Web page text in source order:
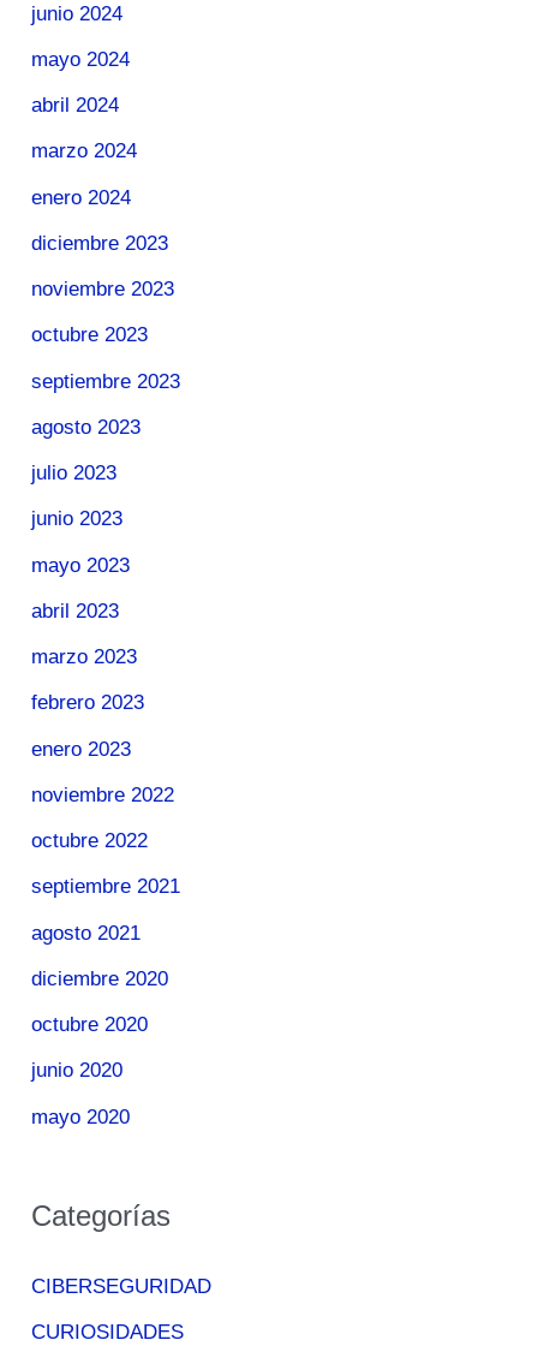
junio 2024
mayo 2024
abril 2024
marzo 2024
enero 2024
diciembre 2023
noviembre 2023
octubre 2023
septiembre 2023
agosto 2023
julio 2023
junio 2023
mayo 2023
abril 2023
marzo 2023
febrero 2023
enero 2023
noviembre 2022
octubre 2022
septiembre 2021
agosto 2021
diciembre 2020
octubre 2020
junio 2020
mayo 2020
Categorías
CIBERSEGURIDAD
CURIOSIDADES